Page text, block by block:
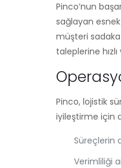
Pinco’nun
sağlayan
müşteri
taleplerine
Pinco, lojistik
iyileştirme için
Süreçlerin
Verimliliği